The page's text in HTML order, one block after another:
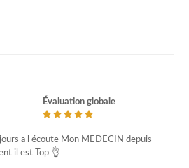
Évaluation globale
a l écoute Mon MEDECIN depuis
il est Top 👌